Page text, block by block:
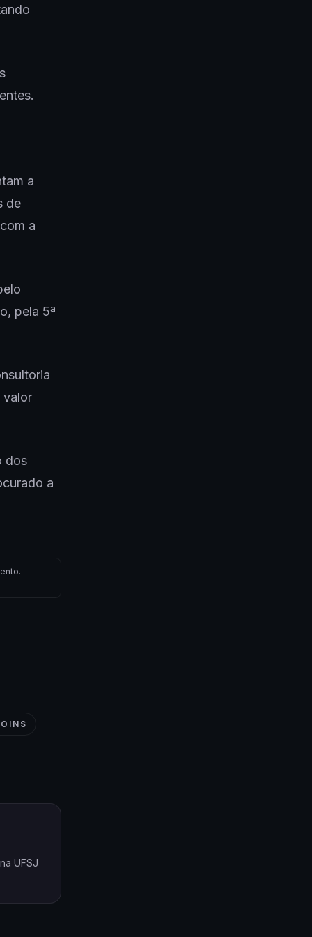
a
de
a
pela 5ª
valor
dos
a
UFSJ